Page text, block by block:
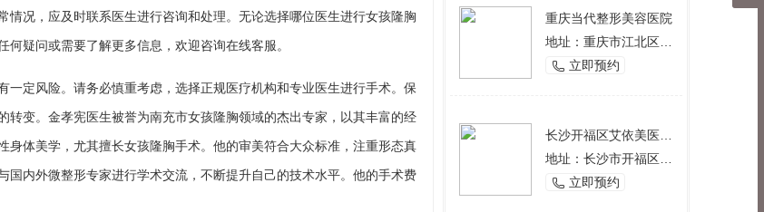
况，应及时联系医生进行咨询和处理。无论选择哪位医生进行女孩隆胸
疑问或需要了解更多信息，欢迎咨询在线客服。
定风险。请务必慎重考虑，选择正规医疗机构和专业医生进行手术。保
变。金孝宪医生被誉为南充市女孩隆胸领域的杰出专家，以其丰富的经
体美学，尤其擅长女孩隆胸手术。他的审美符合大众标准，注重形态真
内外微整形专家进行学术交流，不断提升自己的技术水平。他的手术费
重庆当代整形美容医院
 立即预约
 立即预约